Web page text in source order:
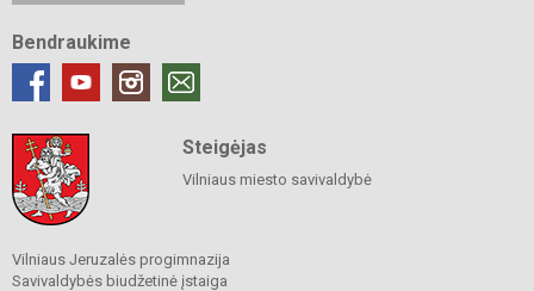
Bendraukime
Steigėjas
Vilniaus miesto savivaldybė
Vilniaus Jeruzalės progimnazija
Savivaldybės biudžetinė įstaiga